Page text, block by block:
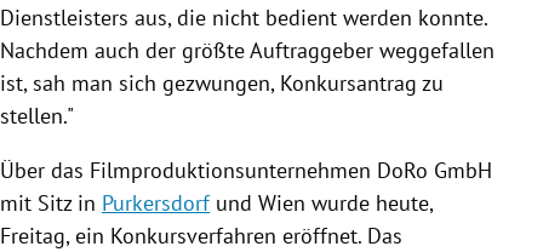
Dienstleisters aus, die nicht bedient werden konnte.
Nachdem auch der größte Auftraggeber weggefallen
ist, sah man sich gezwungen, Konkursantrag zu
stellen."
Über das Filmproduktionsunternehmen DoRo GmbH
mit Sitz in Purkersdorfund Wien wurde heute,
Freitag, ein Konkursverfahren eröffnet. Das